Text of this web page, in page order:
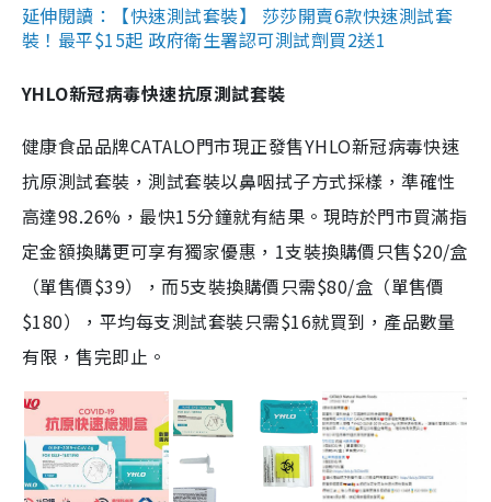
延伸閱讀：【快速測試套裝】 莎莎開賣6款快速測試套
裝！最平$15起 政府衛生署認可測試劑買2送1
YHLO新冠病毒快速抗原測試套裝
健康食品品牌CATALO門市現正發售YHLO新冠病毒快速
抗原測試套裝，測試套裝以鼻咽拭子方式採樣，準確性
高達98.26%，最快15分鐘就有結果。現時於門市買滿指
定金額換購更可享有獨家優惠，1支裝換購價只售$20/盒
（單售價$39），而5支裝換購價只需$80/盒（單售價
$180），平均每支測試套裝只需$16就買到，產品數量
有限，售完即止。